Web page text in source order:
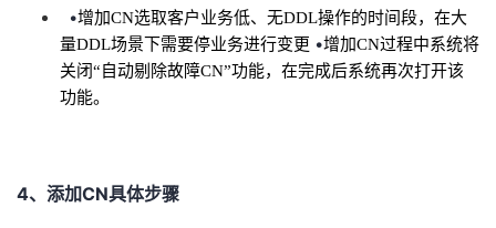
学
的
我
持
技的
•增加CN选取客户业务低、无DDL操作的时间段，在大
量DDL场景下需要停业务进行变更 •增加CN过程中系统将
关闭“自动剔除故障CN”功能，在完成后系统再次打开该
功能。
4、添加CN具体步骤